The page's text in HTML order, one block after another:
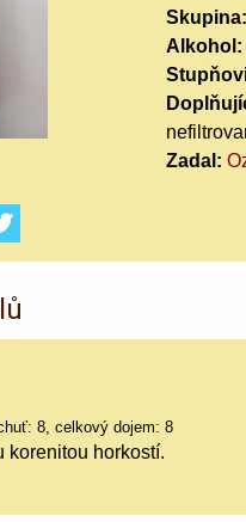
Skupina:
Alkohol:
Zadal:
8, celkový dojem: 8
korenitou horkostí.